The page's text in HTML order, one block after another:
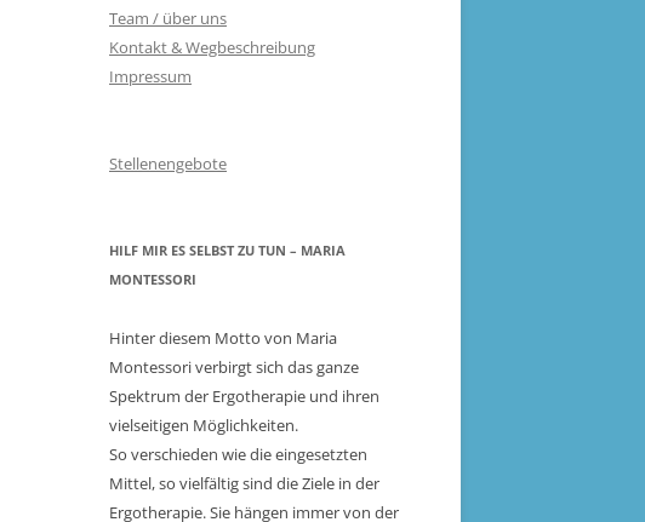
Team / über uns
Kontakt & Wegbeschreibung
Impressum
Stellenengebote
HILF MIR ES SELBST ZU TUN – MARIA
MONTESSORI
Hinter diesem Motto von Maria
Montessori verbirgt sich das ganze
Spektrum der Ergotherapie und ihren
vielseitigen Möglichkeiten.
So verschieden wie die eingesetzten
Mittel, so vielfältig sind die Ziele in der
Ergotherapie. Sie hängen immer von der